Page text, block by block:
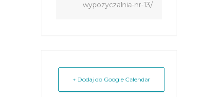
wypozyczalnia-nr-13/
+ Dodaj do Google Calendar